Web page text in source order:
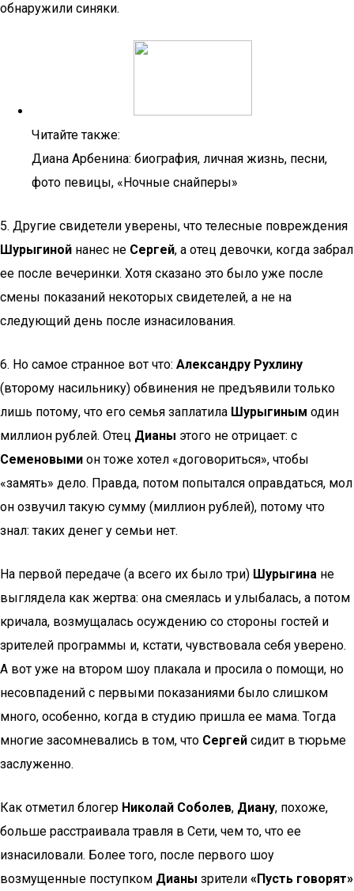
обнаружили синяки.
Читайте также:
Диана Арбенина: биография, личная жизнь, песни,
фото певицы, «Ночные снайперы»
5. Другие свидетели уверены, что телесные повреждения
Шурыгиной нанес не Сергей, а отец девочки, когда забрал
ее после вечеринки. Хотя сказано это было уже после
смены показаний некоторых свидетелей, а не на
следующий день после изнасилования.
6. Но самое странное вот что: Александру Рухлину
(второму насильнику) обвинения не предъявили только
лишь потому, что его семья заплатила Шурыгиным один
миллион рублей. Отец Дианы этого не отрицает: с
Семеновыми он тоже хотел «договориться», чтобы
«замять» дело. Правда, потом попытался оправдаться, мол
он озвучил такую сумму (миллион рублей), потому что
знал: таких денег у семьи нет.
На первой передаче (а всего их было три) Шурыгина не
выглядела как жертва: она смеялась и улыбалась, а потом
кричала, возмущалась осуждению со стороны гостей и
зрителей программы и, кстати, чувствовала себя уверено.
А вот уже на втором шоу плакала и просила о помощи, но
несовпадений с первыми показаниями было слишком
много, особенно, когда в студию пришла ее мама. Тогда
многие засомневались в том, что Сергей сидит в тюрьме
заслуженно.
Как отметил блогер Николай Соболев, Диану, похоже,
больше расстраивала травля в Сети, чем то, что ее
изнасиловали. Более того, после первого шоу
возмущенные поступком Дианы зрители «Пусть говорят»